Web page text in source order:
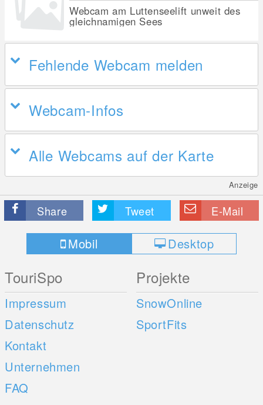
Webcam am Luttenseelift unweit des
gleichnamigen Sees
Fehlende Webcam melden
Webcam-Infos
Alle Webcams auf der Karte
Anzeige
Share Tweet E-Mail
Mobil Desktop
TouriSpo
Impressum
Datenschutz
Kontakt
Unternehmen
FAQ
Projekte
SnowOnline
SportFits